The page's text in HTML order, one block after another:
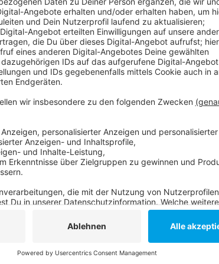
Anzeige
Dass die Aktien verkauft werden sollen, wurde
Grüne und FDP drängen darauf, dass das Thema
Verkauf noch gewartet hat, könnte sich aber
die RWE-Aktien mehr wert, als zu dem Zeitpunkt,
hat sich mehr als verdoppelt. Aktuell hält
Anzeige